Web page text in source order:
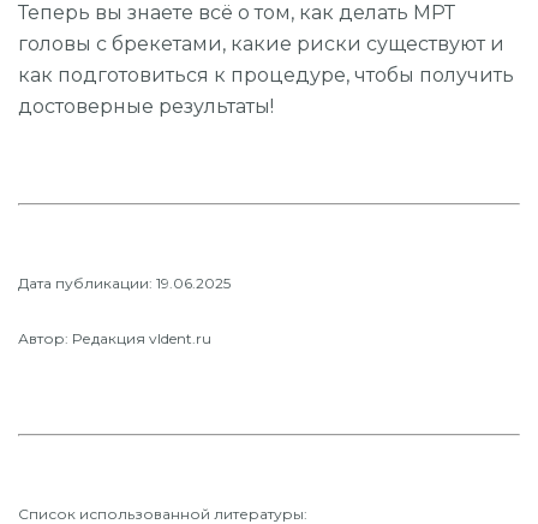
Теперь вы знаете всё о том, как делать МРТ
головы с брекетами, какие риски существуют и
как подготовиться к процедуре, чтобы получить
достоверные результаты!
Дата публикации: 19.06.2025
Автор: Редакция vldent.ru
Список использованной литературы: